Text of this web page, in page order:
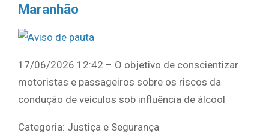
Maranhão
17/06/2026 12:42 – O objetivo de conscientizar
motoristas e passageiros sobre os riscos da
condução de veículos sob influência de álcool
Categoria: Justiça e Segurança